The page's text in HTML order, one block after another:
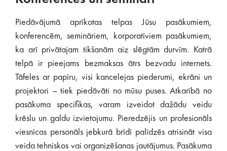
Piedāvājumā aprīkotas telpas Jūsu pasākumiem,
konferencēm, semināriem, korporatīviem pasākumiem,
ka arī privātajam tikšanām aiz slēgtām durvīm. Katrā
telpā ir pieejams bezmaksas ātrs bezvadu internets.
Tāfeles ar papīru, visi kancelejas piederumi, ekrāni un
projektori – tiek piedāvāti no mūsu puses. Atkarībā no
pasākuma specifikas, varam izveidot dažādu veidu
krēslu un galdu izvietojumu. Pieredzējis un profesionāls
viesnīcas personāls jebkurā brīdī palīdzēs atrisināt visa
veida tehniskos vai organizēšanas jautājumus. Pasākuma